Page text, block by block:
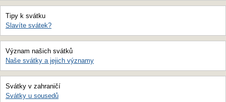
Tipy k svátku
Slavíte svátek?
Význam našich svátků
Naše svátky a jejich významy
Svátky v zahraničí
Svátky u sousedů